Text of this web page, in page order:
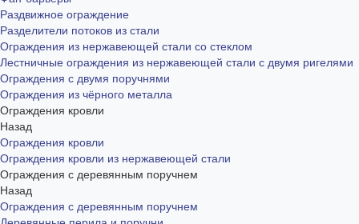
Раздвижное ограждение
Разделители потоков из стали
Ограждения из нержавеющей стали со стеклом
Лестничные ограждения из нержавеющей стали с двумя ригелями
Ограждения с двумя поручнями
Ограждения из чёрного металла
Ограждения кровли
Назад
Ограждения кровли
Ограждения кровли из нержавеющей стали
Ограждения с деревянным поручнем
Назад
Ограждения с деревянным поручнем